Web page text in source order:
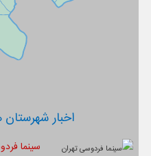
اخبار
سینما